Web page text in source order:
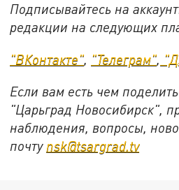
Подписывайтесь на
редакции на следующих
"ВКонтакте", "Телеграм",
Если вам есть чем
"Царьград Новосибирск",
наблюдения, вопросы,
почту nsk@tsargrad.tv